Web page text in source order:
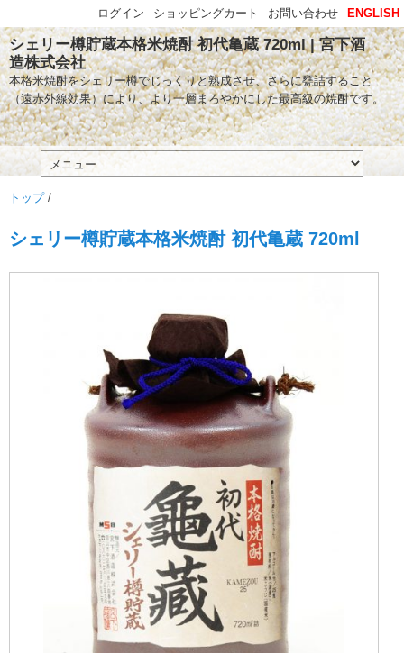
シェリー樽貯蔵本格米焼酎 初代亀蔵 720ml | 宮下酒
造株式会社
本格米焼酎をシェリー樽でじっくりと熟成させ、さらに甕詰すること
（遠赤外線効果）により、より一層まろやかにした最高級の焼酎です。
トップ/
シェリー樽貯蔵本格米焼酎 初代亀蔵 720ml
ENGLISH
お問い合わせ
ショッピングカート
ログイン